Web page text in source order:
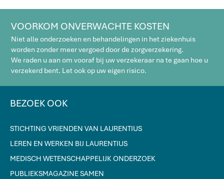
VOORKOM ONVERWACHTE KOSTEN
Niet alle onderzoeken en behandelingen in het ziekenhuis
worden zonder meer vergoed door de zorgverzekering.
We raden u aan om vooraf bij uw verzekeraar na te gaan hoe u
verzekerd bent. Let ook op uw eigen risico.
BEZOEK OOK
STICHTING VRIENDEN VAN LAURENTIUS
LEREN EN WERKEN BIJ LAURENTIUS
MEDISCH WETENSCHAPPELIJK ONDERZOEK
PUBLIEKSMAGAZINE SAMEN